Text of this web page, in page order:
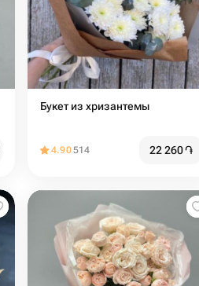
Букет из хризантемы
4.90514 22 260֏